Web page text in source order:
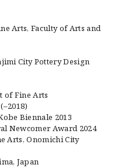
Arts, Faculty of Arts and
City Pottery Design
of Fine Arts
Biennale 2013
Newcomer Award 2024
Arts, Onomichi City
Japan